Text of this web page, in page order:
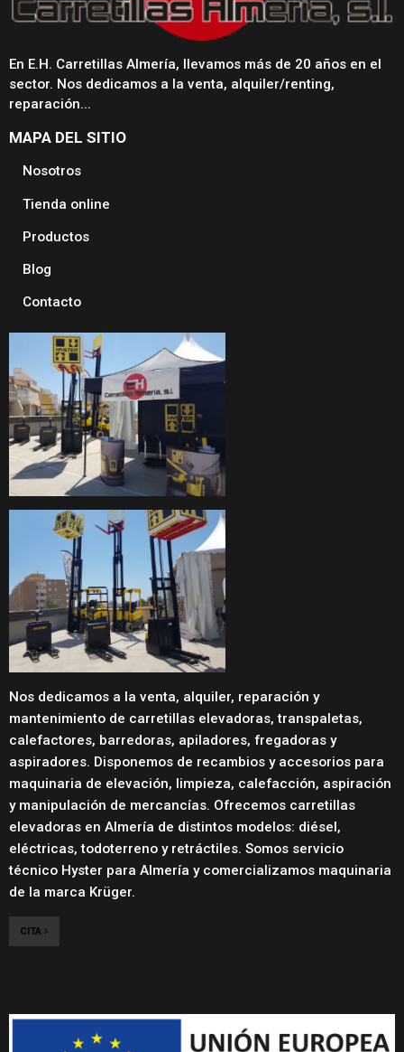
En E.H. Carretillas Almería, llevamos más de 20 años en el
sector. Nos dedicamos a la venta, alquiler/renting,
reparación...
MAPA DEL SITIO
Nosotros
Tienda online
Productos
Blog
Contacto
Nos dedicamos a la venta, alquiler, reparación y
mantenimiento de carretillas elevadoras, transpaletas,
calefactores, barredoras, apiladores, fregadoras y
aspiradores. Disponemos de recambios y accesorios para
maquinaria de elevación, limpieza, calefacción, aspiración
y manipulación de mercancías. Ofrecemos carretillas
elevadoras en Almería de distintos modelos: diésel,
eléctricas, todoterreno y retráctiles. Somos servicio
técnico Hyster para Almería y comercializamos maquinaria
de la marca Krüger.
CITA